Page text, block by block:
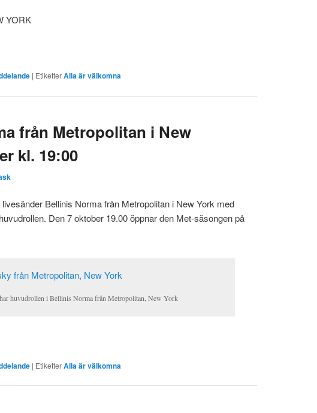
YORK
| EtiketterAlla är välkomna
från Metropolitan i New
kl. 19:00
Bellinis Norma från Metropolitan i New York med
Den 7 oktober 19.00 öppnar den Met-säsongen på
huvudrollen i Bellinis Norma från Metropolitan, New York
| EtiketterAlla är välkomna